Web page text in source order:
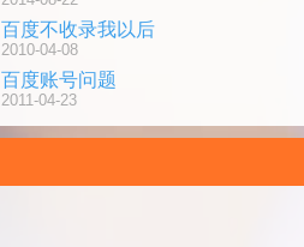
百度不收录我以后
2010-04-08
百度账号问题
2011-04-23